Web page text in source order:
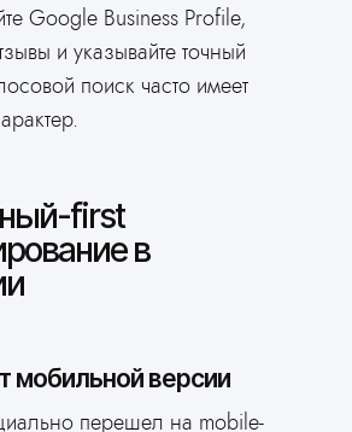
Google Business Profile,
и указывайте точный
поиск часто имеет
first
в
мобильной версии
перешел на mobile-